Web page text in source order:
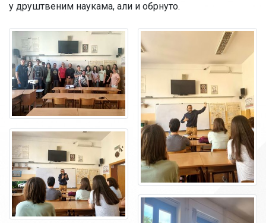
у друштвеним наукама, али и обрнуто.